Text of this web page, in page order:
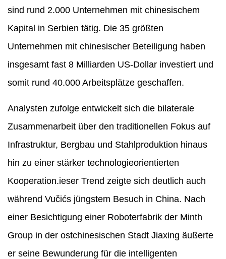
sind rund 2.000 Unternehmen mit chinesischem
Kapital in Serbien tätig. Die 35 größten
Unternehmen mit chinesischer Beteiligung haben
insgesamt fast 8 Milliarden US-Dollar investiert und
somit rund 40.000 Arbeitsplätze geschaffen.
Analysten zufolge entwickelt sich die bilaterale
Zusammenarbeit über den traditionellen Fokus auf
Infrastruktur, Bergbau und Stahlproduktion hinaus
hin zu einer stärker technologieorientierten
Kooperation.ieser Trend zeigte sich deutlich auch
während Vučićs jüngstem Besuch in China. Nach
einer Besichtigung einer Roboterfabrik der Minth
Group in der ostchinesischen Stadt Jiaxing äußerte
er seine Bewunderung für die intelligenten